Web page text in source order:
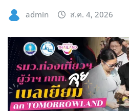
admin ส.ค. 4, 2026